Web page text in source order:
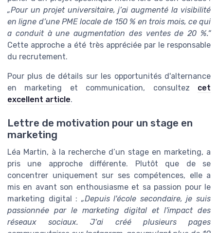
„Pour un projet universitaire, j’ai augmenté la visibilité
en ligne d’une PME locale de 150 % en trois mois, ce qui
a conduit à une augmentation des ventes de 20 %.“
Cette approche a été très appréciée par le responsable
du recrutement.
Pour plus de détails sur les opportunités d'alternance
en marketing et communication, consultez cet
excellent article.
Lettre de motivation pour un stage en
marketing
Léa Martin, à la recherche d’un stage en marketing, a
pris une approche différente. Plutôt que de se
concentrer uniquement sur ses compétences, elle a
mis en avant son enthousiasme et sa passion pour le
marketing digital : „Depuis l'école secondaire, je suis
passionnée par le marketing digital et l'impact des
réseaux sociaux. J’ai créé plusieurs pages